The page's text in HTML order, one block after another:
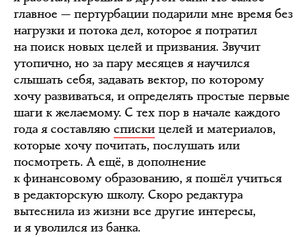
главное — пертурбации подарили мне время без
нагрузки и потока дел, которое я потратил
на поиск новых целей и призвания. Звучит
утопично, но за пару месяцев я научился
слышать себя, задавать вектор, по которому
хочу развиваться, и определять простые первые
шаги к желаемому. С тех пор в начале каждого
года я составляю списки целей и материалов,
которые хочу почитать, послушать или
посмотреть. А ещё, в дополнение
к финансовому образованию, я пошёл учиться
в редакторскую школу. Скоро редактура
вытеснила из жизни все другие интересы,
и я уволился из банка.